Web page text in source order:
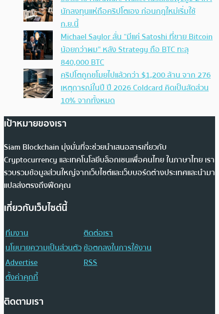
นักลงทุนแห่ถือคริปโตเอง ก่อนกฎใหม่เริ่มใช้
ก.ย.นี้
Michael Saylor ลั่น “มีแค่ Satoshi ที่ขาย Bitcoin
น้อยกว่าผม” หลัง Strategy ถือ BTC ทะลุ
840,000 BTC
คริปโตถูกขโมยไปแล้วกว่า $1,200 ล้าน จาก 276
เหตุการณ์ในปี ปี 2026 Coldcard คิดเป็นสัดส่วน
10% จากทั้งหมด
เป้าหมายของเรา
Siam Blockchain มุ่งมั่นที่จะช่วยนำเสนอสารเกี่ยวกับ
Cryptocurrency และเทคโนโลยีบล็อกเชนเพื่อคนไทย ในภาษาไทย เรา
รวบรวมข้อมูลส่วนใหญ่จากเว็บไซต์และเว็บบอร์ดต่างประเทศและนำมา
แปลส่งตรงถึงฟีดคุณ
เกี่ยวกับเว็บไซต์นี้
ทีมงาน
ติดต่อเรา
นโยบายความเป็นส่วนตัวข้อตกลงในการใช้งาน
Advertise
RSS
ตั้งค่าคุกกี้
ติดตามเรา